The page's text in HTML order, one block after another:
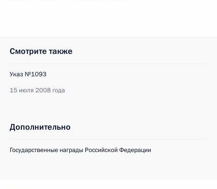
Смотрите также
Указ №1093
15 июля 2008 года
Дополнительно
Государственные награды Российской Федерации